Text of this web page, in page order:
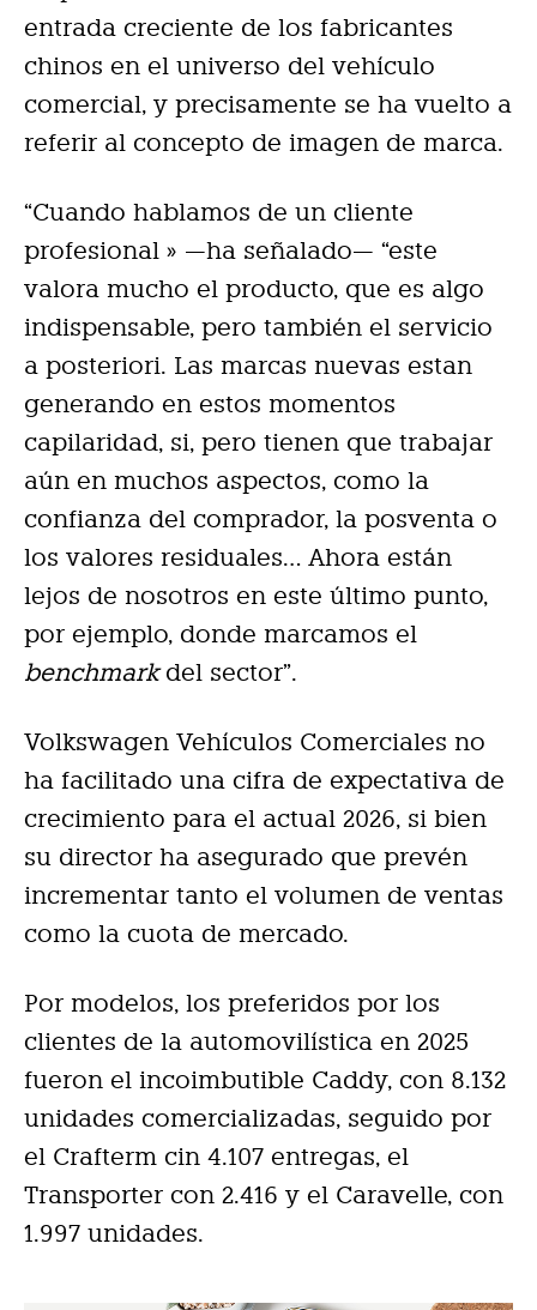
entrada creciente de los fabricantes
chinos en el universo del vehículo
comercial, y precisamente se ha vuelto a
referir al concepto de imagen de marca.
“Cuando hablamos de un cliente
profesional » —ha señalado— “este
valora mucho el producto, que es algo
indispensable, pero también el servicio
a posteriori. Las marcas nuevas estan
generando en estos momentos
capilaridad, si, pero tienen que trabajar
aún en muchos aspectos, como la
confianza del comprador, la posventa o
los valores residuales… Ahora están
lejos de nosotros en este último punto,
por ejemplo, donde marcamos el
benchmarkdel sector”.
Volkswagen Vehículos Comerciales no
ha facilitado una cifra de expectativa de
crecimiento para el actual 2026, si bien
su director ha asegurado que prevén
incrementar tanto el volumen de ventas
como la cuota de mercado.
Por modelos, los preferidos por los
clientes de la automovilística en 2025
fueron el incoimbutible Caddy, con 8.132
unidades comercializadas, seguido por
el Crafterm cin 4.107 entregas, el
Transporter con 2.416 y el Caravelle, con
1.997 unidades.